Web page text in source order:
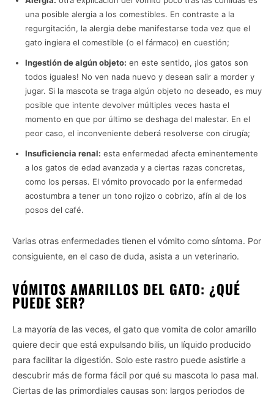
una posible alergia a los comestibles. En contraste a la
regurgitación, la alergia debe manifestarse toda vez que el
gato ingiera el comestible (o el fármaco) en cuestión;
Ingestión de algún objeto: en este sentido, ¡los gatos son
todos iguales! No ven nada nuevo y desean salir a morder y
jugar. Si la mascota se traga algún objeto no deseado, es muy
posible que intente devolver múltiples veces hasta el
momento en que por último se deshaga del malestar. En el
peor caso, el inconveniente deberá resolverse con cirugía;
Insuficiencia renal: esta enfermedad afecta eminentemente
a los gatos de edad avanzada y a ciertas razas concretas,
como los persas. El vómito provocado por la enfermedad
acostumbra a tener un tono rojizo o cobrizo, afín al de los
posos del café.
Varias otras enfermedades tienen el vómito como síntoma. Por
consiguiente, en el caso de duda, asista a un veterinario.
VÓMITOS AMARILLOS DEL GATO: ¿QUÉ
PUEDE SER?
La mayoría de las veces, el gato que vomita de color amarillo
quiere decir que está expulsando bilis, un líquido producido
para facilitar la digestión. Solo este rastro puede asistirle a
descubrir más de forma fácil por qué su mascota lo pasa mal.
Ciertas de las primordiales causas son: largos periodos de